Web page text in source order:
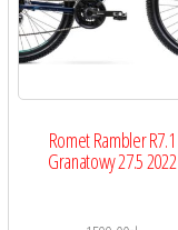
Romet Rambler R7.1
Granatowy 27.5 2022